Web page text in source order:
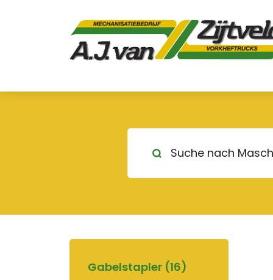
Gabelstapler (16)